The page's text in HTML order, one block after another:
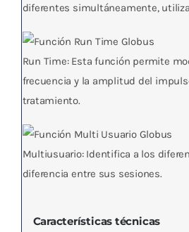
diferentes simultáneamente,
Run Time: Esta función permite
frecuencia y la amplitud del
tratamiento.
Multiusuario: Identifica a los
diferencia entre sus sesiones.
Características técnicas